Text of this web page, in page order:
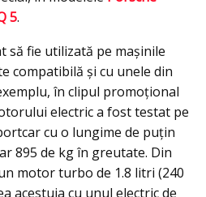
5.
să fie utilizată pe mașinile
compatibilă şi cu unele din
în clipul promoțional
electric a fost testat pe
cu o lungime de puțin
895 de kg în greutate. Din
motor turbo de 1.8 litri (240
acestuia cu unul electric de